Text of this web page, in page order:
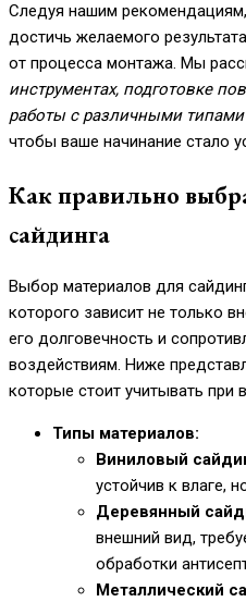
Следуя нашим
достичь желаемого
от процесса монтажа. Мы
инструментах, подготовке
работы с различными типами
чтобы ваше начинание стало
Как правильно
сайдинга
Выбор материалов для
которого зависит не только
его долговечность и
воздействиям. Ниже
которые стоит учитывать при
Типы материалов:
Виниловый
устойчив к влаге,
Деревянный
внешний вид,
обработки
Металлический